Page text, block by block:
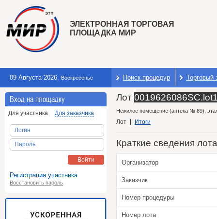
ЭЛЕКТРОННАЯ ТОРГОВАЯ
ПЛОЩАДКА МИР
09 Августа 2026, Воскресенье Поиск процедур Торговый
Вход на площадку
Для участника Для заказчика
Логин
Пароль
Войти
Регистрация участника
Восстановить пароль
Лот
Нежилое помещение (аптека № 89),
Лот Итоги
Краткие сведения лота
Организатор
Заказчик
Номер процедуры
Номер лота